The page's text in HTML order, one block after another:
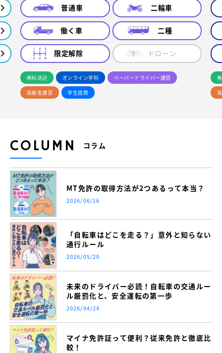
普通車 二輪車
働く車 二種
限定解除 ドローン
無料送迎 オンライン学科
ペーパードライバー講習
高齢者講習
学生提携
COLUMN コラム
MT免許の取得方法が2つあるって本当？
2026/06/16
「自転車はどこを走る？」意外と知らない
通行ルール
2026/05/20
未来のドライバー必読！自転車の交通ルー
ル厳罰化と、安全運転の第一歩
2026/04/24
マイナ免許証って便利？従来免許と徹底比
較！